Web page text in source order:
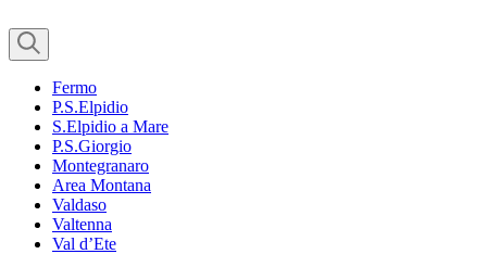
Fermo
P.S.Elpidio
S.Elpidio a Mare
P.S.Giorgio
Montegranaro
Area Montana
Valdaso
Valtenna
Val d’Ete